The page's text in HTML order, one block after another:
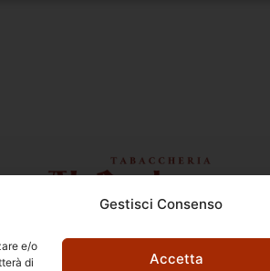
Gestisci Consenso
e/o
di
Accetta
C.so E. Archinti, 1 - 26900 Lodi
P.Iva 09159210963